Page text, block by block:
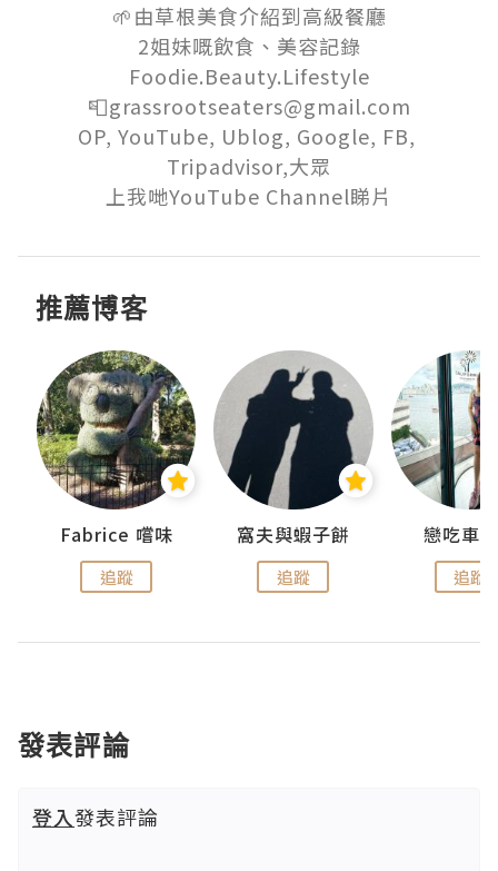
🌱由草根美食介紹到高級餐廳
2姐妹嘅飲食、美容記錄
Foodie.Beauty.Lifestyle
📮grassrootseaters@gmail.com
OP, YouTube, Ublog, Google, FB,
Tripadvisor,大眾
上我哋YouTube Channel睇片
推薦博客
Fabrice 嚐味
追蹤
窩夫與蝦子餅
追蹤
戀吃車
追蹤
發表評論
登入發表評論